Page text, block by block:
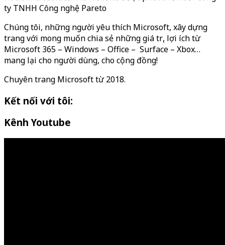
ty TNHH Công nghệ Pareto
Chúng tôi, những người yêu thích Microsoft, xây dựng
trang với mong muốn chia sẻ những giá trị, lợi ích từ
Microsoft 365 – Windows – Office – Surface – Xbox…
mang lại cho người dùng, cho cộng đồng!
Chuyên trang Microsoft từ 2018.
Kết nối với tôi:
Kênh Youtube